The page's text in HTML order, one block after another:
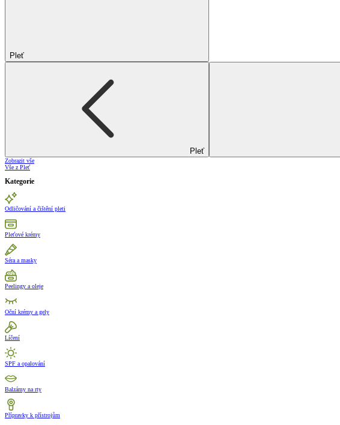
Pleť
Pleť
Zobrazit vše
Vše z Pleť
Kategorie
Odličování a čištění pleti
Pleťové krémy
Séra a masky
Peelingy a oleje
Oční krémy a gely
Líčení
SPF a opalování
Balzámy na rty
Přípravky k přístrojům